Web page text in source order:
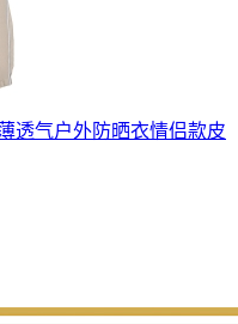
透气户外防晒衣情侣款皮